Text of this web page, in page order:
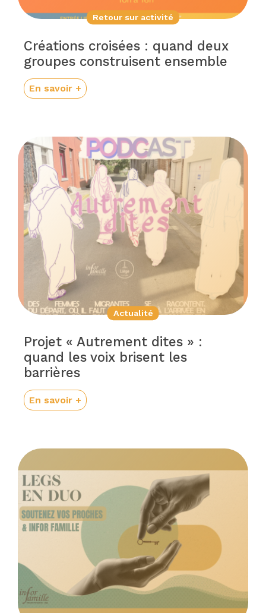
Retour sur activité
Créations croisées : quand deux
groupes construisent ensemble
En savoir +
Actualité
Projet « Autrement dites » :
quand les voix brisent les
barrières
En savoir +